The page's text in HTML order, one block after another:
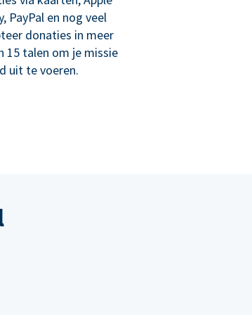
PayPal en nog veel
donaties in meer
15 talen om je missie
uit te voeren.